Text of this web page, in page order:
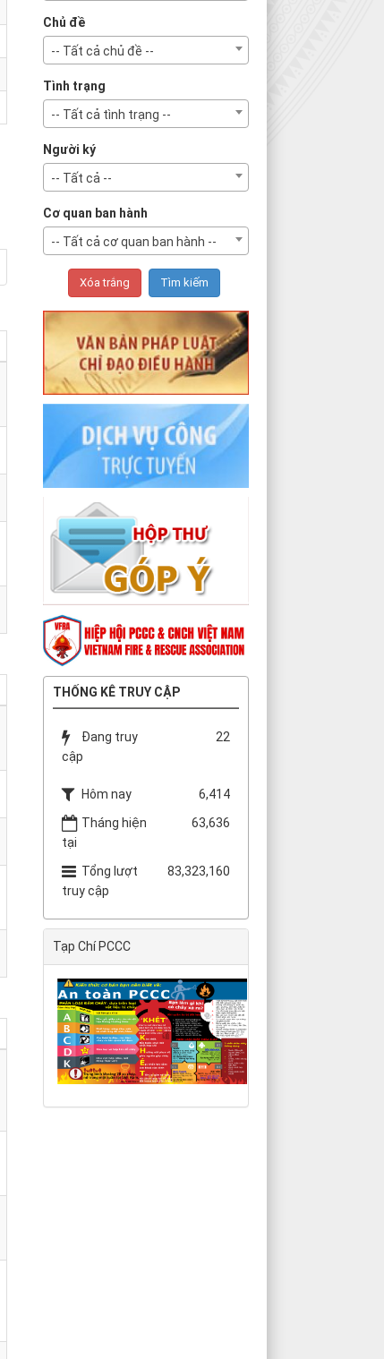
Chủ đề
-- Tất cả chủ đề --
Tình trạng
-- Tất cả tình trạng --
Người ký
-- Tất cả --
Cơ quan ban hành
-- Tất cả cơ quan ban hành --
THỐNG KÊ TRUY CẬP
Đang truy
cập
22
Hôm nay
6,414
Tháng hiện
tại
63,636
Tổng lượt
truy cập
83,323,160
Tạp Chí PCCC